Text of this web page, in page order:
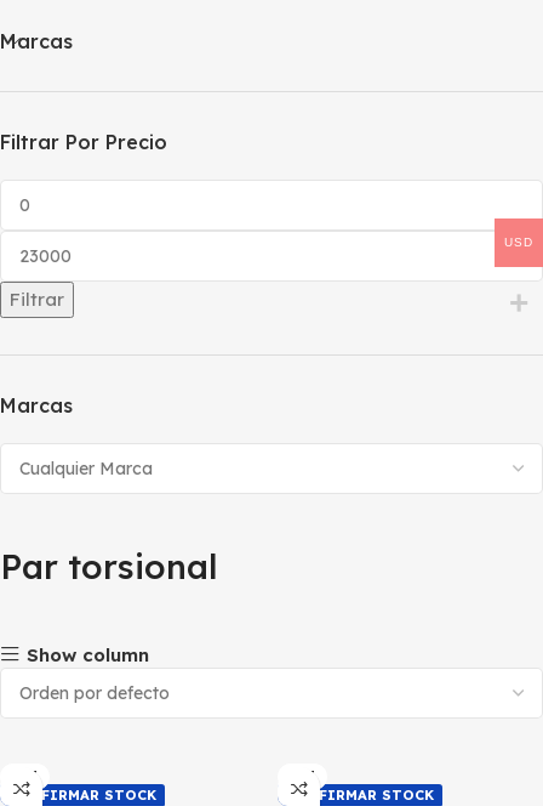
Marcas
Filtrar Por Precio
Filtrar
Marcas
Par torsional
Show column
CDI
CONFIRMAR STOCK
CDI
CONFIRMAR STOCK
USD